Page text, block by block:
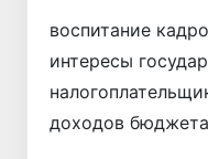
воспитание
интересы
доходов